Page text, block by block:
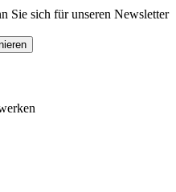
Sie sich für unseren Newsletter